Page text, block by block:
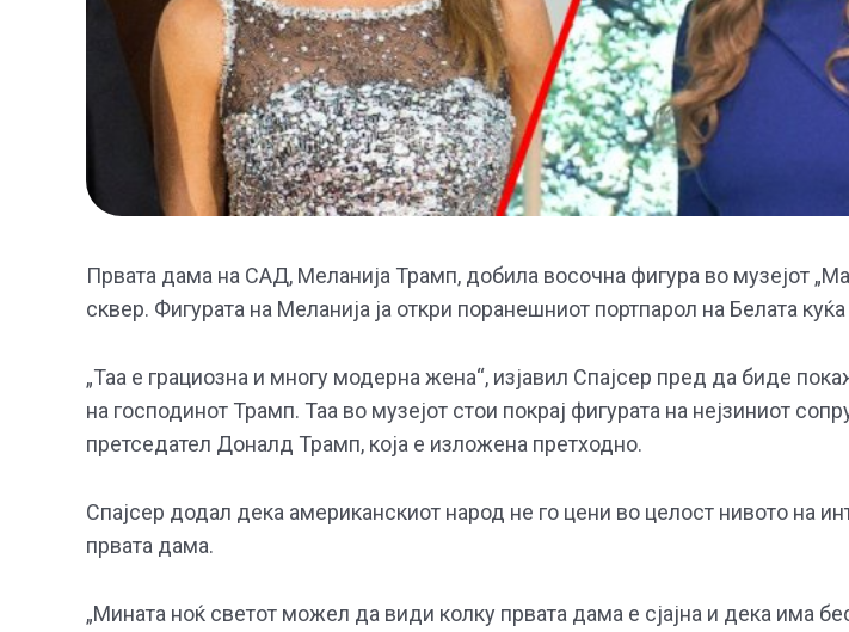
Првата дама на САД, Меланија Трамп, добила восочна фигура во музејот
сквер. Фигурата на Меланија ја откри поранешниот портпарол на Белата
„Таа е грациозна и многу модерна жена“, изјавил Спајсер пред да биде
на господинот Трамп. Таа во музејот стои покрај фигурата на нејзиниот
претседател Доналд Трамп, која е изложена претходно.
Спајсер додал дека американскиот народ не го цени во целост нивото на
првата дама.
„Мината ноќ светот можел да види кoлку првата дама е сјајна и дека има